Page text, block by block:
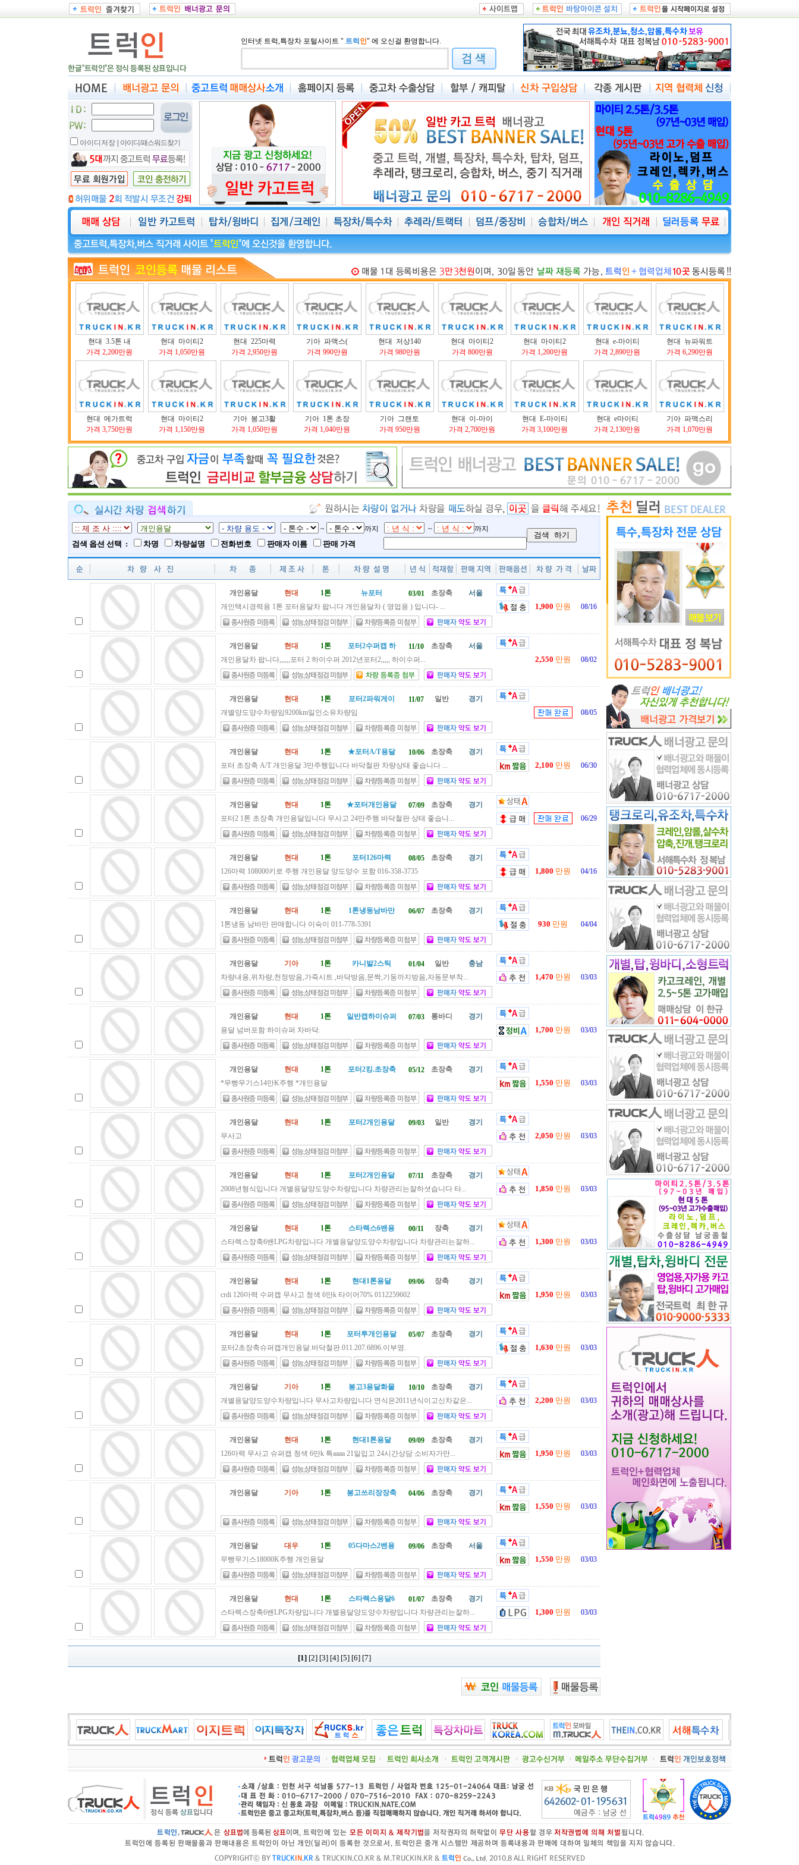
인터넷 트럭,특장차 포털사이트 " 트럭 인" 에 오신걸 환영합니다.
아이디저장 아이디/패스워드찾기
현대 3.5톤 내
가격 2,200만원
현대 마이티2
가격 1,050만원
현대 225마력
가격 2,950만원
기아 파맥스(
가격 990만원
현대 저상140
가격 980만원
현대 마이티2
가격 800만원
현대 마이티2
가격 1,200만원
현대 e-마이티
가격 2,890만원
현대 뉴파워트
가격 6,290만원
현대 메가트럭
가격 3,750만원
현대 마이티2
가격 1,150만원
기아 봉고3활
가격 1,050만원
기아 1톤 초장
가격 1,040만원
기아 그랜토
가격 950만원
현대 이-마이
가격 2,700만원
현대 E-마이티
가격 3,100만원
현대 e마이티
가격 2,130만원
기아 파맥스리
가격 1,070만원
~ 까지 ~ 까지
검색 옵션 선택 : 차명 차량설명 전화번호 판매자 이름 판매 가격
개인용달 현대 1톤 뉴포터 03/01 초장축
서울
개인택시경력용 1톤 포터용달차 팝니다 개인용달차 ( 영업용 ) 입니다- ...
1,900 만원 08/16
개인용달 현대 1톤 포터2수퍼캡 하 11/10 초장축
서울
개인용달차 팝니다,,,,,,포터 2 하이수퍼 2012년포터2,,,,, 하이수퍼...
2,550 만원 08/02
개인용달 현대 1톤 포터2파워게이 11/07 일반
경기
개별양도양수차량임9200km일인소유차량임
08/05
개인용달 현대 1톤 ★포터A/T용달 10/06 초장축
경기
포터 초장축 A/T 개인용달 3만주행입니다 바닥철판 차량상태 좋습니다 ...
2,100 만원 06/30
개인용달 현대 1톤 ★포터개인용달 07/09 초장축
경기
포터2 1톤 초장축 개인용달입니다 무사고 24만주행 바닥철판 상태 좋습니...
06/29
개인용달 현대 1톤 포터126마력 08/05 초장축
경기
126마력 108000키로 주행 개인용달 양도양수 포함 016-358-3735
1,800 만원 04/16
개인용달 현대 1톤 1톤냉동남바만 06/07 초장축
경기
1톤냉동 남바만 판매합니다 이숙이 011-778-5391
930 만원 04/04
개인용달 기아 1톤 카니발2스틱 01/04 일반
충남
차량내용,위차량,천정방음,가죽시트 ,바닥방음,문짝,기둥까지방음,자동문부착...
1,470 만원 03/03
개인용달 현대 1톤 일반캡하이슈퍼 07/03 롱바디
경기
용달 넘버포함 하이슈퍼 차바닥.
1,700 만원 03/03
개인용달 현대 1톤 포터2킹.초장축 05/12 초장축
경기
*무빵무기스14만K주행 *개인용달
1,550 만원 03/03
개인용달 현대 1톤 포터2개인용달 09/03 일반
경기
무사고
2,050 만원 03/03
개인용달 현대 1톤 포터2개인용달 07/11 초장축
경기
2008년형식입니다 개별용달양도양수차량입니다 차량관리는잘하셧습니다 타...
1,850 만원 03/03
개인용달 현대 1톤 스타렉스6밴용 00/11 장축
경기
스타렉스장축6밴LPG차량입니다 개별용달양도양수차량입니다 차량관리는잘하...
1,300 만원 03/03
개인용달 현대 1톤 현대1톤용달 09/06 장축
경기
crdi 126마력 수퍼캡 무사고 청색 6만k 타이어70% 0112259602
1,950 만원 03/03
개인용달 현대 1톤 포터투개인용달 05/07 초장축
경기
포터2초장축슈퍼캡개인용달.바닥철판.011.207.6896.이부영.
1,630 만원 03/03
개인용달 기아 1톤 봉고3용달화물 10/10 초장축
경기
개별용달양도양수차량입니다 무사고차량입니다 연식은2011년식이고신차같은...
2,200 만원 03/03
개인용달 현대 1톤 현대1톤용달 09/09 초장축
경기
126마력 무사고 슈퍼캡 청색 6만k 특aaaa 21일입고 24시간상담 소비자가만...
1,950 만원 03/03
개인용달 기아 1톤 봉고쓰리장장축 04/06 초장축 경기
1,550 만원 03/03
개인용달 대우 1톤 05다마스2벤용 09/06 초장축
서울
무빵무기스18000K주행 개인용달
1,550 만원 03/03
개인용달 현대 1톤 스타렉스용달6 01/07 초장축
경기
스타렉스장축6밴LPG차량입니다 개별용달양도양수차량입니다 차량관리는잘하...
1,300 만원 03/03
[1] [2] [3] [4] [5] [6] [7]